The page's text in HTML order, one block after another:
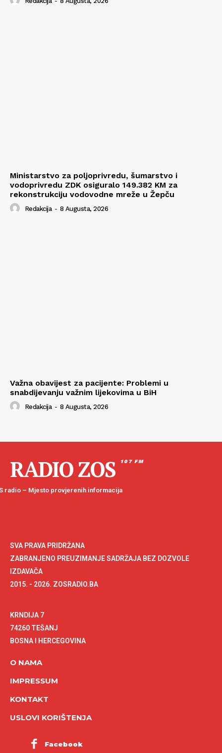
Ministarstvo za poljoprivredu, šumarstvo i
vodoprivredu ZDK osiguralo 149.382 KM za
rekonstrukciju vodovodne mreže u Žepču
Redakcija - 8 Augusta, 2026
Važna obavijest za pacijente: Problemi u
snabdijevanju važnim lijekovima u BiH
Redakcija - 8 Augusta, 2026
RADIO ZOS 107 FM
radio – Mjesto provjerenih informacija
SVA PRAVA PRIDRŽANA
ZABRANJENO PREUZIMANJE SADRŽAJA BEZ DOZVOLE
IZDAVAČA
2015. - 2026. ZOSRADIO.BA
KRNDIJA 7
74260 TEŠANJ
BOSNA I HERCEGOVINA
O NAMA
IMPRESSUM
KONTAKT
USLOVI KORIŠTENJA
Facebook